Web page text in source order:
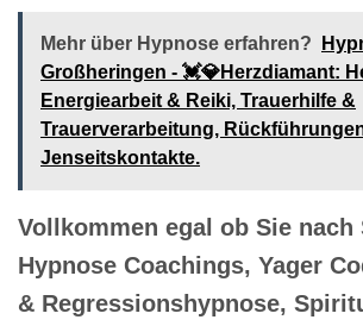
Mehr über Hypnose erfahren?
Großheringen - 💓️💎Herzdiamant:
Energiearbeit & Reiki, Trauerhilfe &
Trauerverarbeitung,
Jenseitskontakte.
Vollkommen egal ob Sie
Hypnose Coachings, Yager
& Regressionshypnose,